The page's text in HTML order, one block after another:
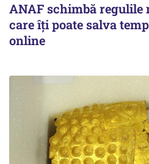
ANAF schimbă
care îți poate salva
online